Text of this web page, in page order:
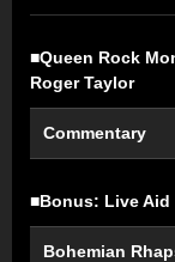
■Queen Rock
Roger Taylor
Commentary
■Bonus: Live Aid
Bohemian